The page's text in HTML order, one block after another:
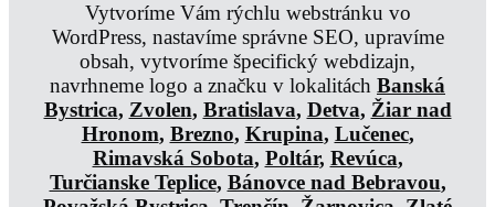
Vytvoríme Vám rýchlu webstránku vo
WordPress, nastavíme správne SEO, upravíme
obsah, vytvoríme špecifický webdizajn,
navrhneme logo a značku v lokalitách Banská
Bystrica, Zvolen, Bratislava, Detva, Žiar nad
Hronom, Brezno, Krupina, Lučenec,
Rimavská Sobota, Poltár, Revúca,
Turčianske Teplice, Bánovce nad Bebravou,